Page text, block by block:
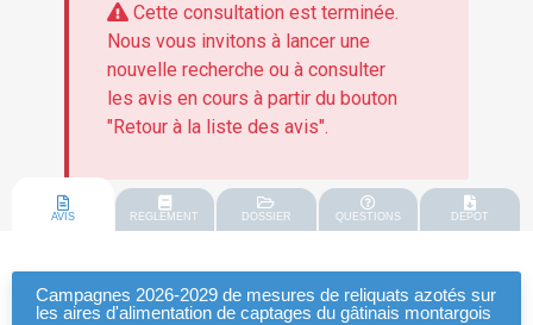
Cette consultation est terminée.
Nous vous invitons à lancer une
nouvelle recherche ou à consulter
les avis en cours à partir du bouton
"Retour à la liste des avis".
AVIS REGLEMENT DOSSIER QUESTIONS DEPOT
Campagnes 2026-2029 de mesures de reliquats azotés sur
les aires d'alimentation de captages du gâtinais montargois